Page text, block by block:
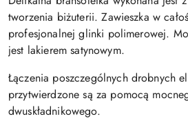
tworzenia biżuterii. Zawieszka w
profesjonalnej glinki polimerowej.
jest lakierem satynowym.
Łączenia poszczególnych drobnych
przytwierdzone są za pomocą
dwuskładnikowego.